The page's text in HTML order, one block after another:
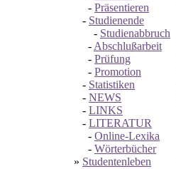
- Präsentieren
- Studienende
- Studienabbruch
- Abschlußarbeit
- Prüfung
- Promotion
- Statistiken
- NEWS
- LINKS
- LITERATUR
- Online-Lexika
- Wörterbücher
» Studentenleben